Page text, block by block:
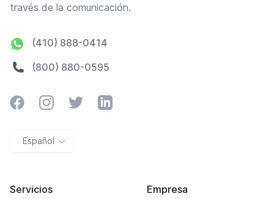
través de la comunicación.
(410) 888-0414
(800) 880-0595
FacebookInstagramTwitterLinkedIn
Español
Servicios Empresa